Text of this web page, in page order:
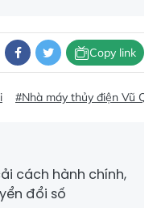
Copy link
#Nhà máy thủy điện Vũ
cách hành chính,
đổi số